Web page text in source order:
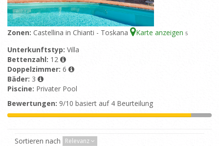
Zonen: Castellina in Chianti - Toskana Karte anzeigen 5
Unterkunftstyp: Villa
Bettenzahl: 12
Doppelzimmer: 6
Bäder: 3
Piscine: Privater Pool
Bewertungen: 9/10 basiert auf 4 Beurteilung
Sortieren nach Relevanz